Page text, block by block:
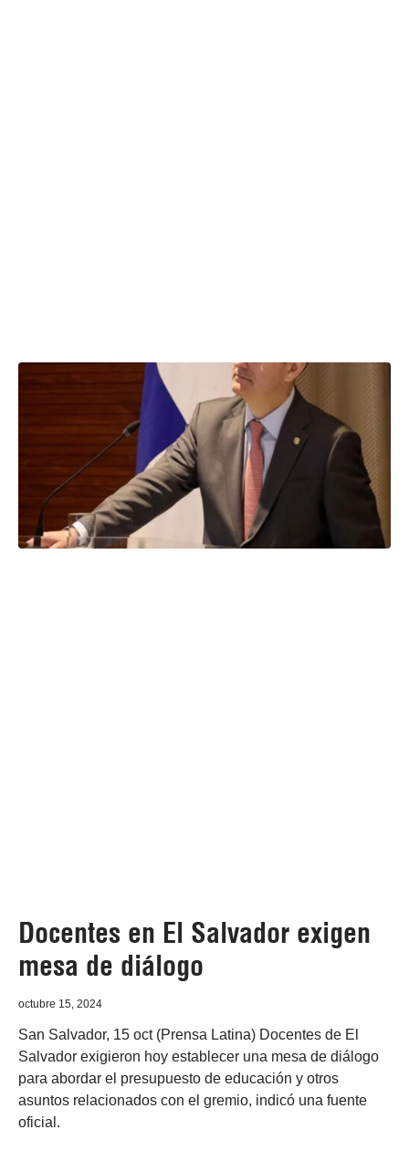
Docentes en El Salvador exigen
mesa de diálogo
octubre 15, 2024
San Salvador, 15 oct (Prensa Latina) Docentes de El
Salvador exigieron hoy establecer una mesa de diálogo
para abordar el presupuesto de educación y otros
asuntos relacionados con el gremio, indicó una fuente
oficial.